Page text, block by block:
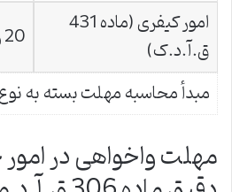
امور کیفری (ماده 431
ق.آ.د.ک)
20 روز
مبدأ محاسبه مهلت بسته به
مهلت واخواهی در